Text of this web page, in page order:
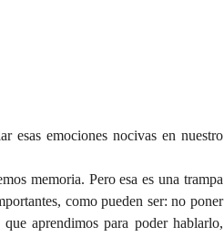
esas emociones nocivas en nuestro
memoria. Pero esa es una trampa
como pueden ser: no poner
aprendimos para poder hablarlo,